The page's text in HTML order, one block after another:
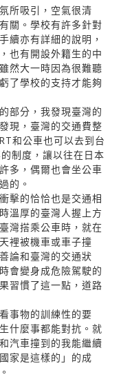
所吸引，空氣很清
關。學校有許多針對
續亦有詳細的說明，
也有開設外籍生的中
然大一時因為很難聽
了學校的支持才能夠
部分，我發現臺灣的
現，臺灣的交通費整
和公車也可以去到台
制度，讓以往在日本
多，偶爾也會坐公車
的。
擊的恰恰也是交通相
溫厚的臺灣人握上方
灣搭乘公車時，就在
裡被機車或車子撞
論和臺灣的交通狀
會變身成危險駕駛的
習慣了這一點，道路
事物的訓練性的要
什麼事都能對抗。就
汽車撞到的我能繼續
家是這樣的」的成